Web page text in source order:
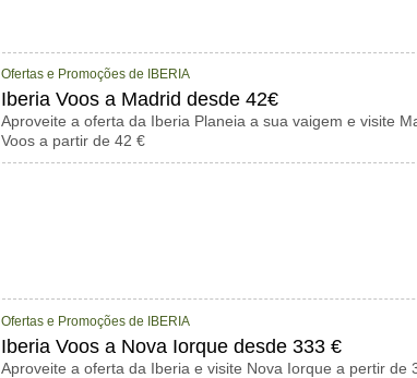
Ofertas e Promoções de IBERIA
Iberia Voos a Madrid desde 42€
Aproveite a oferta da Iberia Planeia a sua vaigem e visite
Voos a partir de 42 €
Ofertas e Promoções de IBERIA
Iberia Voos a Nova Iorque desde 333 €
Aproveite a oferta da Iberia e visite Nova Iorque a pertir de